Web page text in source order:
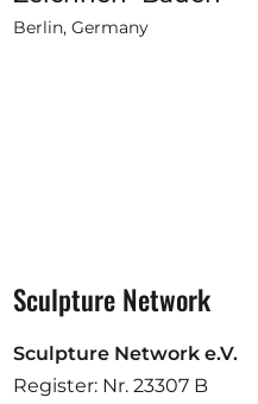
Berlin, Germany
Sculpture Network
Sculpture Network e.V.
Register: Nr. 23307 B